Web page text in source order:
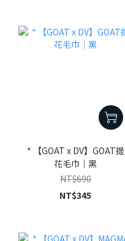
* 【GOAT x DV】GOAT提
花毛巾｜黑
NT$690
NT$345